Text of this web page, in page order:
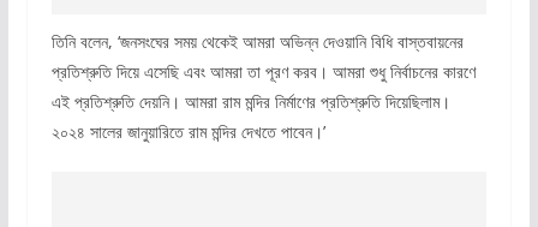
তিনি বলেন, ‘জনসংঘের সময় থেকেই আমরা অভিন্ন দেওয়ানি বিধি বাস্তবায়নের
প্রতিশ্রুতি দিয়ে এসেছি এবং আমরা তা পূরণ করব। আমরা শুধু নির্বাচনের কারণে
এই প্রতিশ্রুতি দেয়নি। আমরা রাম মন্দির নির্মাণের প্রতিশ্রুতি দিয়েছিলাম।
২০২৪ সালের জানুয়ারিতে রাম মন্দির দেখতে পাবেন।’